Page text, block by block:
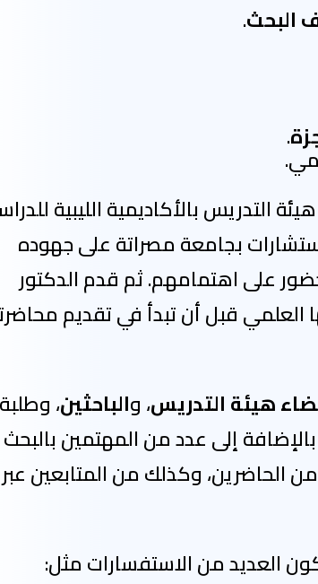
البحث.
.
التدريس بالأكاديمية الليبية
بجامعة مصراتة على جهوده
على اهتمامهم. ثم قدم الدكتور
العلمي قبل أن تبدأ في تقديم
هيئة التدريس، والباحثين،
بالإضافة إلى عدد من المهتمين بالبحث
الحاضرين، وكذلك من المتابعين عبر
العديد من الاستفسارات مثل: